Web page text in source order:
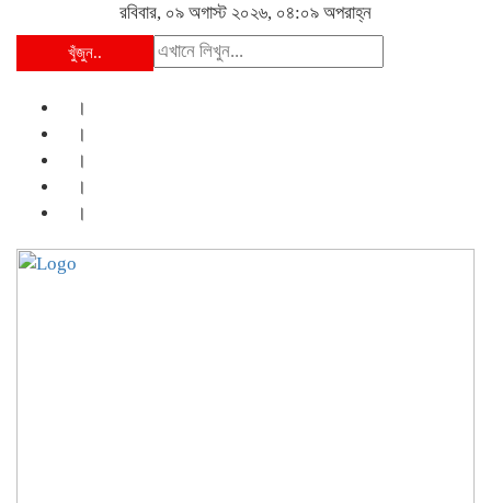
রবিবার, ০৯ অগাস্ট ২০২৬, ০৪:০৯ অপরাহ্ন
খুঁজুন..